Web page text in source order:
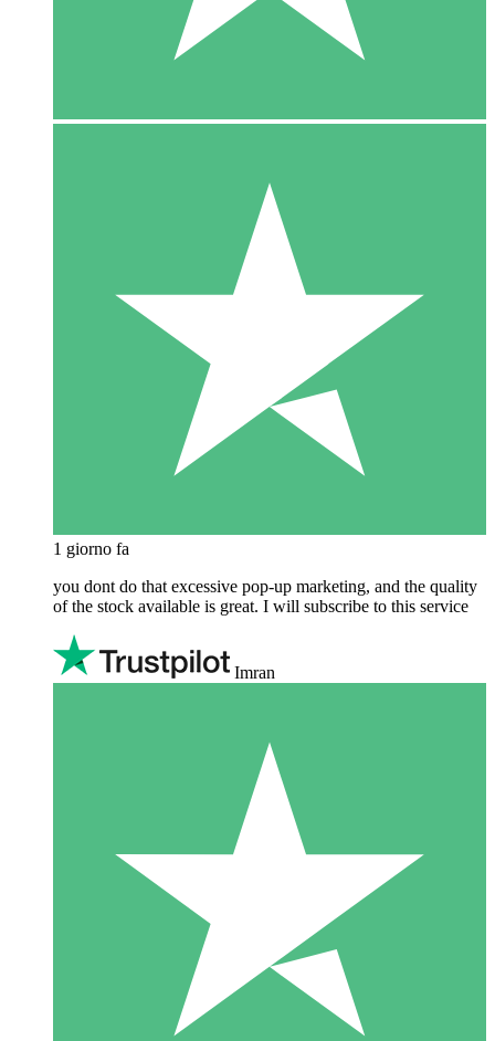
1 giorno fa
you dont do that excessive pop-up marketing, and the quality
of the stock available is great. I will subscribe to this service
Imran